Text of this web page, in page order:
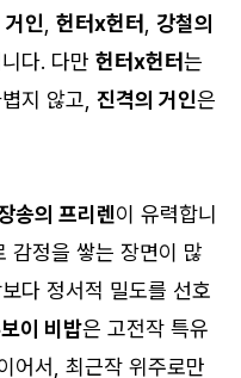
인 헌터x헌터
강철의
다. 다만 헌터x헌터는
지 않고, 진격의 거인은
송의 프리렌이 유력합니
감정을 쌓는 장면이 많
다 정서적 밀도를 선호
이 비밥은 고전작 특유
어서, 최근작 위주로만